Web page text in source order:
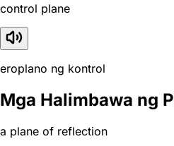
control plane
eroplano ng kontrol
Mga Halimbawa ng
a plane of reflection